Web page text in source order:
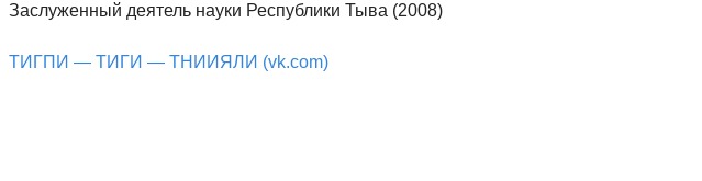
Заслуженный деятель науки Республики Тыва (2008)
ТИГПИ — ТИГИ — ТНИИЯЛИ (vk.com)